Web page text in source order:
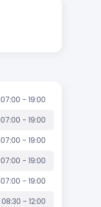
07:00 - 19:00
07:00 - 19:00
07:00 - 19:00
07:00 - 19:00
07:00 - 19:00
08:30 - 12:00